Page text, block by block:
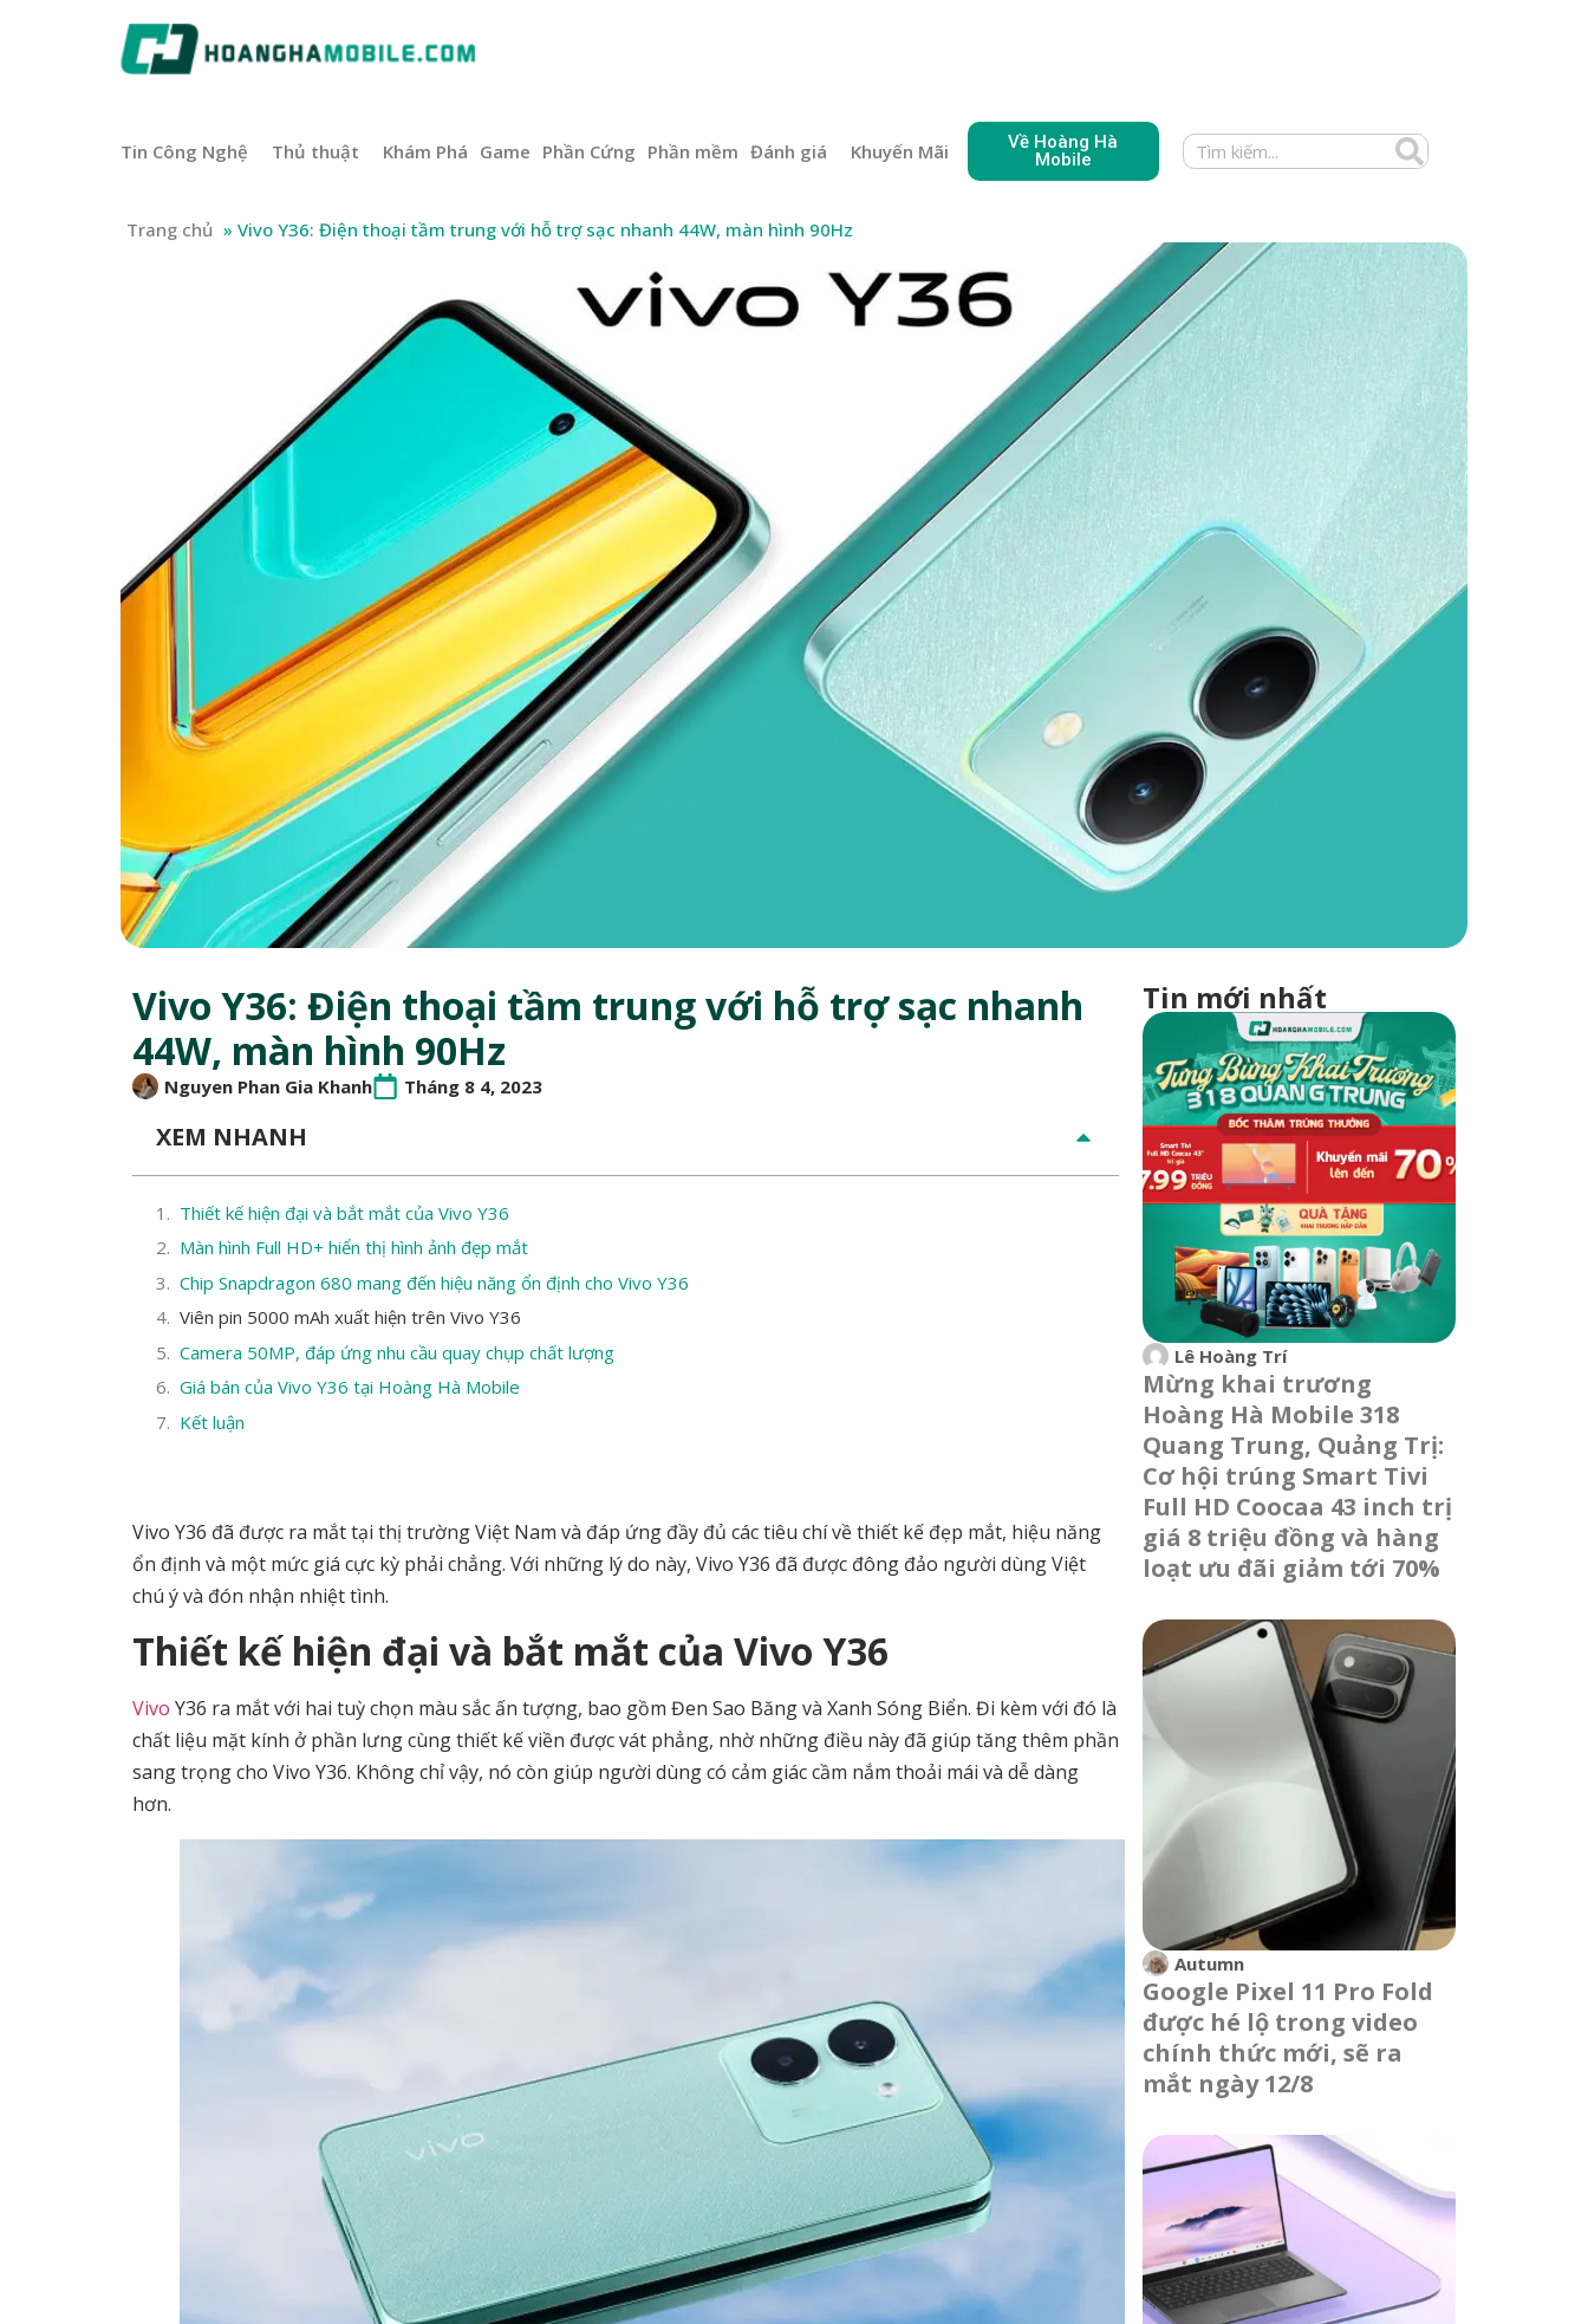
Tin Công Nghệ Thủ thuật Khám Phá Game Phần Cứng Phần mềm Đánh giá Khuyến Mãi
Về Hoàng Hà
Mobile
Trang chủ » Vivo Y36: Điện thoại tầm trung với hỗ trợ sạc nhanh 44W, màn hình 90Hz
Vivo Y36: Điện thoại tầm trung với hỗ trợ sạc nhanh
44W, màn hình 90Hz
Nguyen Phan Gia Khanh Tháng 8 4, 2023
XEM NHANH
Thiết kế hiện đại và bắt mắt của Vivo Y36
Màn hình Full HD+ hiển thị hình ảnh đẹp mắt
Chip Snapdragon 680 mang đến hiệu năng ổn định cho Vivo Y36
Viên pin 5000 mAh xuất hiện trên Vivo Y36
Camera 50MP, đáp ứng nhu cầu quay chụp chất lượng
Giá bán của Vivo Y36 tại Hoàng Hà Mobile
Kết luận
Vivo Y36 đã được ra mắt tại thị trường Việt Nam và đáp ứng đầy đủ các tiêu chí về thiết kế đẹp mắt, hiệu năng
ổn định và một mức giá cực kỳ phải chẳng. Với những lý do này, Vivo Y36 đã được đông đảo người dùng Việt
chú ý và đón nhận nhiệt tình.
Thiết kế hiện đại và bắt mắt của Vivo Y36
Vivo Y36 ra mắt với hai tuỳ chọn màu sắc ấn tượng, bao gồm Đen Sao Băng và Xanh Sóng Biển. Đi kèm với đó là
chất liệu mặt kính ở phần lưng cùng thiết kế viền được vát phẳng, nhờ những điều này đã giúp tăng thêm phần
sang trọng cho Vivo Y36. Không chỉ vậy, nó còn giúp người dùng có cảm giác cầm nắm thoải mái và dễ dàng
hơn.
Tin mới nhất
Lê Hoàng Trí
Mừng khai trương
Hoàng Hà Mobile 318
Quang Trung, Quảng Trị:
Cơ hội trúng Smart Tivi
Full HD Coocaa 43 inch trị
giá 8 triệu đồng và hàng
loạt ưu đãi giảm tới 70%
Autumn
Google Pixel 11 Pro Fold
được hé lộ trong video
chính thức mới, sẽ ra
mắt ngày 12/8